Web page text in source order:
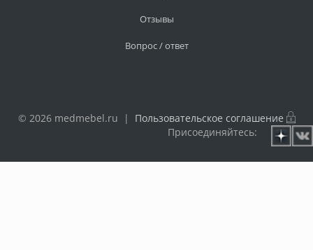
Отзывы
Вопрос / ответ
© 2026 medmebel.ru | Пользовательское соглашение
Присоединяйтесь: